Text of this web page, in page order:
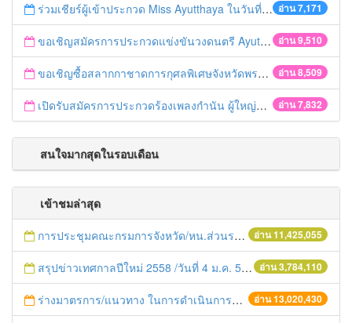
อ่าน 7,171
ร่วมเชียร์ผู้เข้าประกวด Miss Ayutthaya ในวันที่ 15 ธันวาคม 2560
อ่าน 9,510
ขอเชิญสมัครการประกวดแข่งขันวงดนตรี Ayutthaya battle of the bands
อ่าน 8,509
ขอเชิญซื้อสลากกาชาดการกุศลพิเศษจังหวัดพระนครศรีอยุธยา 2560
อ่าน 7,832
เปิดรับสมัครการประกวดร้องเพลงกำนัน ผู้ใหญ่บ้าน ฯลฯ
สนใจมากสุดในรอบเดือน
เข้าชมล่าสุด
อ่าน 11,425,055
การประชุมคณะกรมการจังหวัด/หน.ส่วนราชการประจำเดือน มิถุนายน 2558
อ่าน 3,784,110
สรุปข่าวเทศกาลปีใหม่ 2558 /วันที่ 4 ม.ค. 58
อ่าน 13,020,430
ร่างมาตรการ/แนวทาง ในการดำเนินการประกอบการตรวจราชการแบบบูรณาการ